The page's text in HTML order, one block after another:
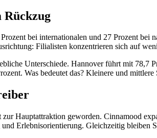
Rückzug
bei internationalen und 27 Prozent
Filialisten konzentrieren sich auf
Unterschiede. Hannover führt mit
Was bedeutet das? Kleinere und
Hauptattraktion geworden. Cinnamood
Erlebnisorientierung. Gleichzeitig bleiben